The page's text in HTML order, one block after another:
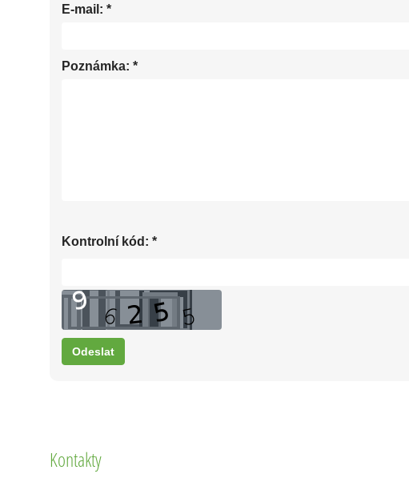
*
E-mail:
*
Poznámka:
*
Kontrolní kód:
Kontakty